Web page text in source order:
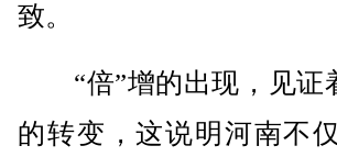
致。
“倍”增的出现，见证
的转变，这说明河南不